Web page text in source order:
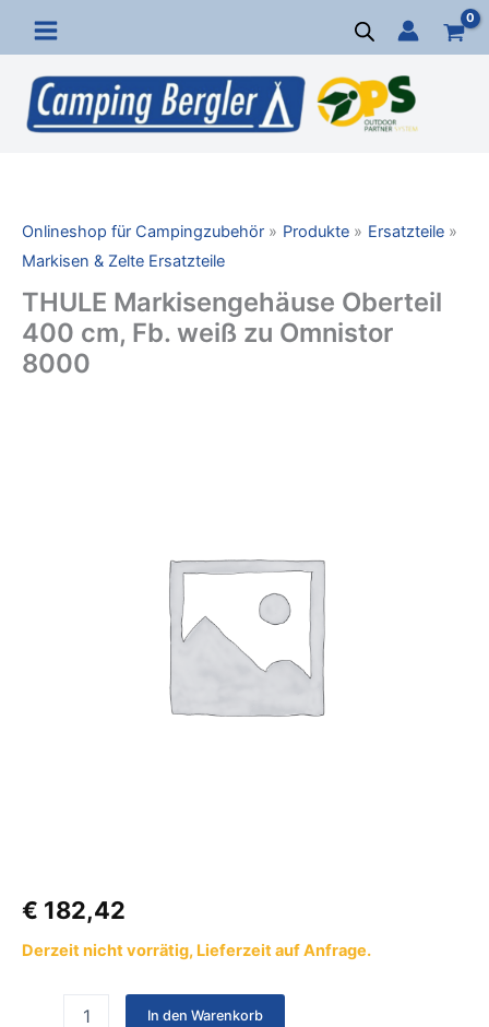
Inhalt
springen
Onlineshop für Campingzubehör Produkte
Ersatzteile
Markisen & Zelte Ersatzteile
THULE Markisengehäuse Oberteil
400 cm, Fb. weiß zu Omnistor
8000
€ 182,42
Derzeit nicht vorrätig, Lieferzeit auf Anfrage.
In den Warenkorb